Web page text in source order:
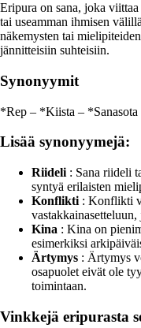
Eripura on sana, joka
tai useamman ihmisen
näkemysten tai
jännitteisiin suhteisiin.
Synonyymit
*Rep – *Kiista – *Sanasota
Lisää synonyymejä:
Riideli : Sana riideli
syntyä erilaisten
Konflikti : Konflikti
Kina : Kina on
esimerkiksi
Ärtymys : Ärtymys
osapuolet eivät ole
toimintaan.
Vinkkejä eripurasta